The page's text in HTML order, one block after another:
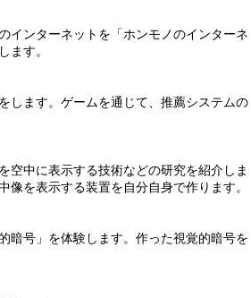
インターネットを「ホンモノのインターネ
ます。
します。ゲームを通じて、推薦システムの
空中に表示する技術などの研究を紹介しま
を表示する装置を自分自身で作ります。
暗号」を体験します。作った視覚的暗号を